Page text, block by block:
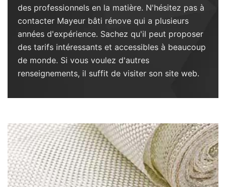
des professionnels en la matière. N'hésitez pas à
contacter Mayeur bâti rénove qui a plusieurs
années d'expérience. Sachez qu'il peut proposer
des tarifs intéressants et accessibles à beaucoup
de monde. Si vous voulez d'autres
renseignements, il suffit de visiter son site web.